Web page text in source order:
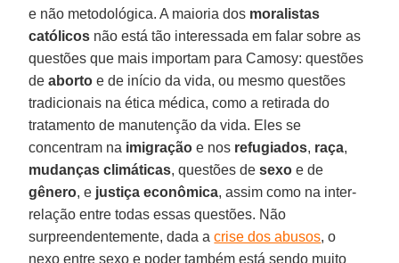
e não metodológica. A maioria dos moralistas
católicos não está tão interessada em falar sobre as
questões que mais importam para Camosy: questões
deaborto e de início da vida, ou mesmo questões
tradicionais na ética médica, como a retirada do
tratamento de manutenção da vida. Eles se
concentram na imigração e nos refugiados, raça,
mudanças climáticas, questões desexo e de
gênero, e justiça econômica, assim como na inter-
relação entre todas essas questões. Não
surpreendentemente, dada acrise dos abusos, o
nexo entre sexo e poder também está sendo muito